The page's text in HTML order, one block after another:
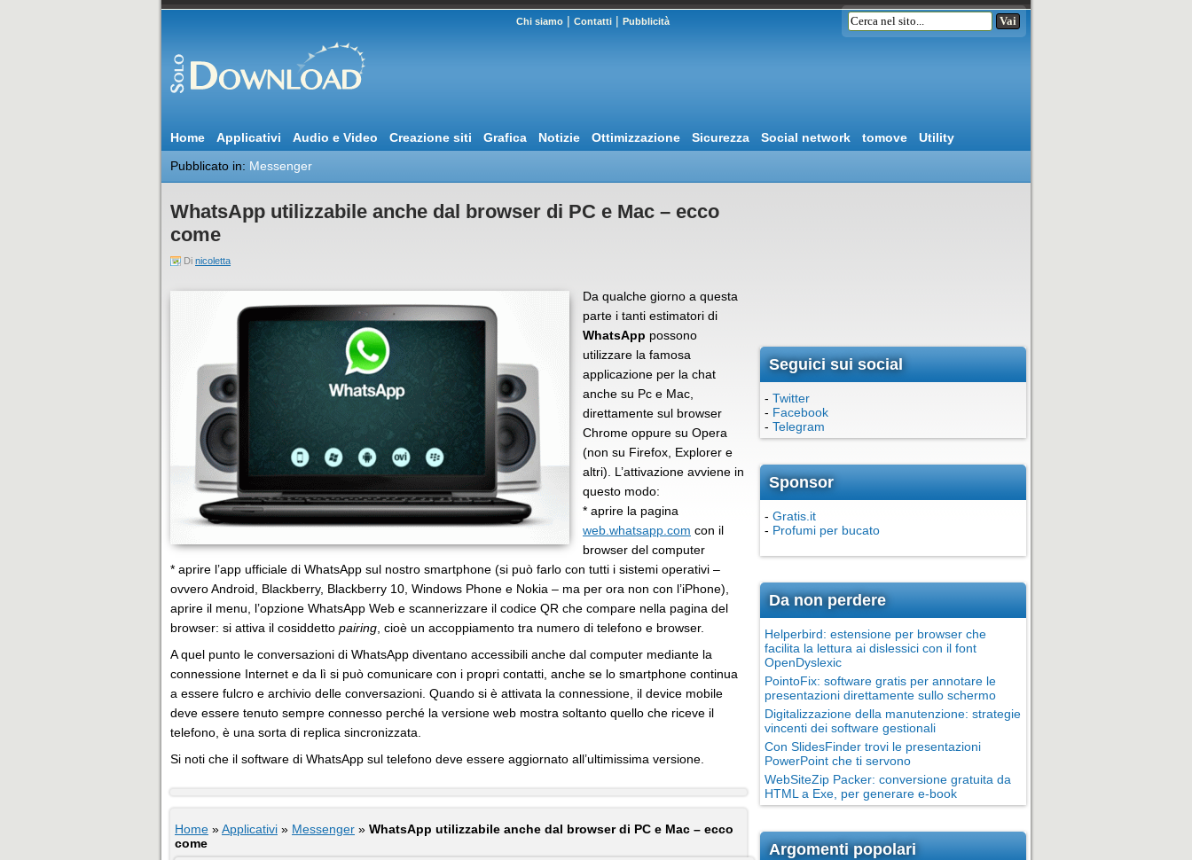
Chi siamo | Contatti | Pubblicità
Home Applicativi Audio e Video Creazione siti Grafica Notizie Ottimizzazione Sicurezza Social network tomove
Utility
Pubblicato in: Messenger
WhatsApp utilizzabile anche dal browser di PC e Mac – ecco
come
Di nicoletta
Da qualche giorno a questa
parte i tanti estimatori di
WhatsApp possono
utilizzare la famosa
applicazione per la chat
anche su Pc e Mac,
direttamente sul browser
Chrome oppure su Opera
(non su Firefox, Explorer e
altri). L’attivazione avviene in
questo modo:
* aprire la pagina
web.whatsapp.com con il
browser del computer
* aprire l’app ufficiale di WhatsApp sul nostro smartphone (si può farlo con tutti i sistemi operativi –
ovvero Android, Blackberry, Blackberry 10, Windows Phone e Nokia – ma per ora non con l’iPhone),
aprire il menu, l’opzione WhatsApp Web e scannerizzare il codice QR che compare nella pagina del
browser: si attiva il cosiddetto pairing , cioè un accoppiamento tra numero di telefono e browser.
A quel punto le conversazioni di WhatsApp diventano accessibili anche dal computer mediante la
connessione Internet e da lì si può comunicare con i propri contatti, anche se lo smartphone continua
a essere fulcro e archivio delle conversazioni. Quando si è attivata la connessione, il device mobile
deve essere tenuto sempre connesso perché la versione web mostra soltanto quello che riceve il
telefono, è una sorta di replica sincronizzata.
Si noti che il software di WhatsApp sul telefono deve essere aggiornato all’ultimissima versione.
Home »Applicativi » Messenger » WhatsApp utilizzabile anche dal browser di PC e Mac – ecco
come
Seguici sui social
- Twitter
- Facebook
- Telegram
Sponsor
- Gratis.it
- Profumi per bucato
Da non perdere
Helperbird: estensione per browser che
facilita la lettura ai dislessici con il font
OpenDyslexic
PointoFix: software gratis per annotare le
presentazioni direttamente sullo schermo
Digitalizzazione della manutenzione: strategie
vincenti dei software gestionali
Con SlidesFinder trovi le presentazioni
PowerPoint che ti servono
WebSiteZip Packer: conversione gratuita da
HTML a Exe, per generare e-book
Argomenti popolari